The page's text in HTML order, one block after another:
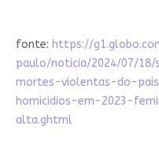
fonte: https://
paulo/noticia/2024/07/
mortes-violentas-do-
homicidios-em-2023-
alta.ghtml